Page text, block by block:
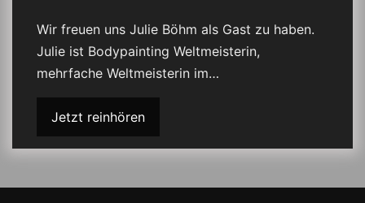
Wir freuen uns Julie Böhm als Gast zu haben.
Julie ist Bodypainting Weltmeisterin,
mehrfache Weltmeisterin im…
Jetzt reinhören